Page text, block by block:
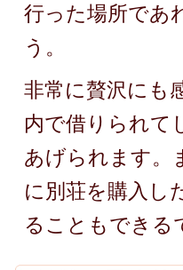
行った場所であ
う。
非常に贅沢にも
内で借りられて
あげられます。
に別荘を購入し
ることもできる